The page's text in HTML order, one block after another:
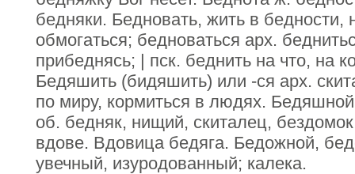
бедняки. Бедновать, жить в бедности,
обмогаться; бедноваться арх.
прибеднясь; | пск. беднить на что, на
Бедяшить (бидяшить) или -ся арх.
по миру, кормиться в людях.
об. бедняк, нищий, скиталец,
вдове. Вдовица бедяга. Бедожной,
увечный, изуродованный; калека.